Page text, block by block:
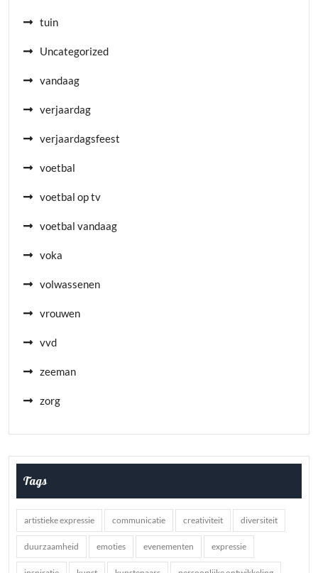
tuin
Uncategorized
vandaag
verjaardag
verjaardagsfeest
voetbal
voetbal op tv
voetbal vandaag
voka
volwassenen
vrouwen
vvd
zeeman
zorg
Tags
artistieke expressie communicatie creativiteit diversiteit
duurzaamheid emoties evenementen expressie